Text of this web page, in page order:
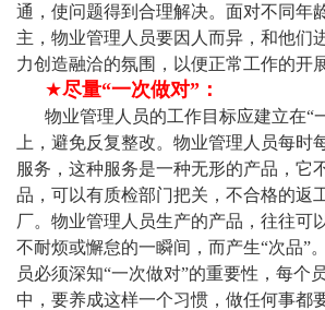
通，使问题得到合理解决。面对不同年
主，物业管理人员要因人而异，和他们
力创造融洽的氛围，以便正常工作的开展
★尽量“一次做对”：
物业管理人员的工作目标应建立在“
上，避免反复整改。物业管理人员每时
服务，这种服务是一种无形的产品，它
品，可以有质检部门把关，不合格的返
厂。物业管理人员生产的产品，往往可
不耐烦或懈怠的一瞬间，而产生“次品”
员必须深知“一次做对”的重要性，每个
中，要养成这样一个习惯，做任何事都